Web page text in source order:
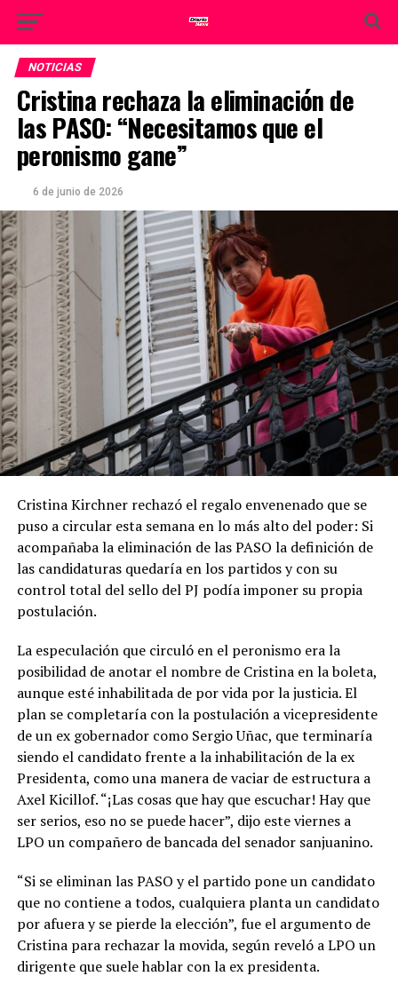
NOTICIAS
Cristina rechaza la eliminación de
las PASO: “Necesitamos que el
peronismo gane”
6 de junio de 2026
Cristina Kirchner rechazó el regalo envenenado que se
puso a circular esta semana en lo más alto del poder: Si
acompañaba la eliminación de las PASO la definición de
las candidaturas quedaría en los partidos y con su
control total del sello del PJ podía imponer su propia
postulación.
La especulación que circuló en el peronismo era la
posibilidad de anotar el nombre de Cristina en la boleta,
aunque esté inhabilitada de por vida por la justicia. El
plan se completaría con la postulación a vicepresidente
de un ex gobernador como Sergio Uñac, que terminaría
siendo el candidato frente a la inhabilitación de la ex
Presidenta, como una manera de vaciar de estructura a
Axel Kicillof. “¡Las cosas que hay que escuchar! Hay que
ser serios, eso no se puede hacer”, dijo este viernes a
LPO un compañero de bancada del senador sanjuanino.
“Si se eliminan las PASO y el partido pone un candidato
que no contiene a todos, cualquiera planta un candidato
por afuera y se pierde la elección”, fue el argumento de
Cristina para rechazar la movida, según reveló a LPO un
dirigente que suele hablar con la ex presidenta.